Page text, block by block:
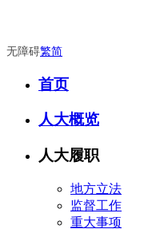
无障碍繁简
首页
人大概览
人大履职
地方立法
监督工作
重大事项